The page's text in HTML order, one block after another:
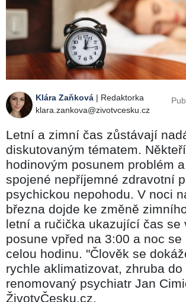
Klára Zaňková | Redaktorka
klara.zankova@zivotvcesku.cz
Letní a zimní čas zůstávají
diskutovaným tématem.
hodinovým posunem problém
spojené nepříjemné zdravotní
psychickou nepohodu. V noci
března dojde ke změně
letní a ručička ukazující čas se
posune vpřed na 3:00 a noc se
celou hodinu. "Člověk se
rychle aklimatizovat, zhruba do
renomovaný psychiatr Jan
ŽivotvČesku.cz.